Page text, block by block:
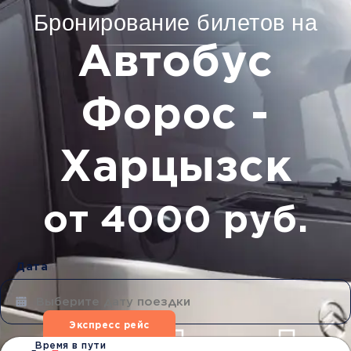
Бронирование билетов на
Автобус
Форос -
Харцызск
от 4000 руб.
Дата
Экспресс рейс
Время в пути